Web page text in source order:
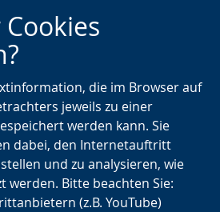
Zur
Hauptnavigation
Zur
Seitennavigation
Zum
Inhalt
die im Browser auf
jeweils zu einer
werden kann. Sie
dabei, den Internetauftritt
und zu analysieren, wie
werden. Bitte beachten Sie:
(z.B. YouTube)